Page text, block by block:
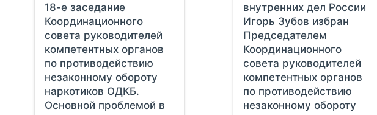
18-е заседание
Координационного
совета руководителей
компетентных органов
по противодействию
незаконному обороту
наркотиков ОДКБ.
Основной проблемой в
внутренних дел России
Игорь Зубов избран
Председателем
Координационного
совета руководителей
компетентных органов
по противодействию
незаконному обороту